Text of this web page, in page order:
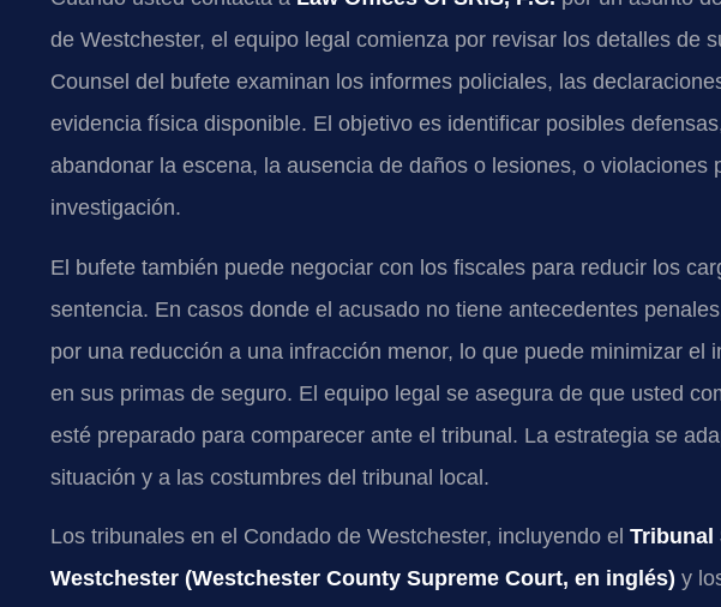
de Westchester, el equipo legal comienza por revisar los detalles de
Counsel del bufete examinan los informes policiales, las
evidencia física disponible. El objetivo es identificar posibles
abandonar la escena, la ausencia de daños o lesiones, o violaciones
investigación.
El bufete también puede negociar con los fiscales para reducir los
sentencia. En casos donde el acusado no tiene antecedentes
por una reducción a una infracción menor, lo que puede minimizar el
en sus primas de seguro. El equipo legal se asegura de que usted
esté preparado para comparecer ante el tribunal. La estrategia se
situación y a las costumbres del tribunal local.
Los tribunales en el Condado de Westchester, incluyendo el Tribunal
Westchester (Westchester County Supreme Court, en inglés) y